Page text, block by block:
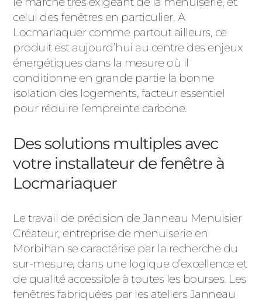
celui des fenêtres en particulier. A
Locmariaquer comme partout ailleurs, ce
produit est aujourd’hui au centre des enjeux
énergétiques dans la mesure où il
conditionne en grande partie la bonne
isolation des logements, facteur essentiel
pour réduire l’empreinte carbone.
Des solutions multiples avec
votre installateur de fenêtre à
Locmariaquer
Le travail de précision de Janneau Menuisier
Créateur, entreprise de menuiserie en
Morbihan se caractérise par la recherche du
sur-mesure, dans une logique d’excellence et
de qualité accessible à toutes les bourses. Les
fenêtres fabriquées par les ateliers Janneau